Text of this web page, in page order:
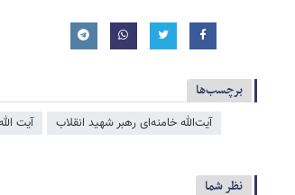
برچسب‌ها
آیت‌الله خامنه‌ای رهبر شهید انقلاب آیت
نظر شما